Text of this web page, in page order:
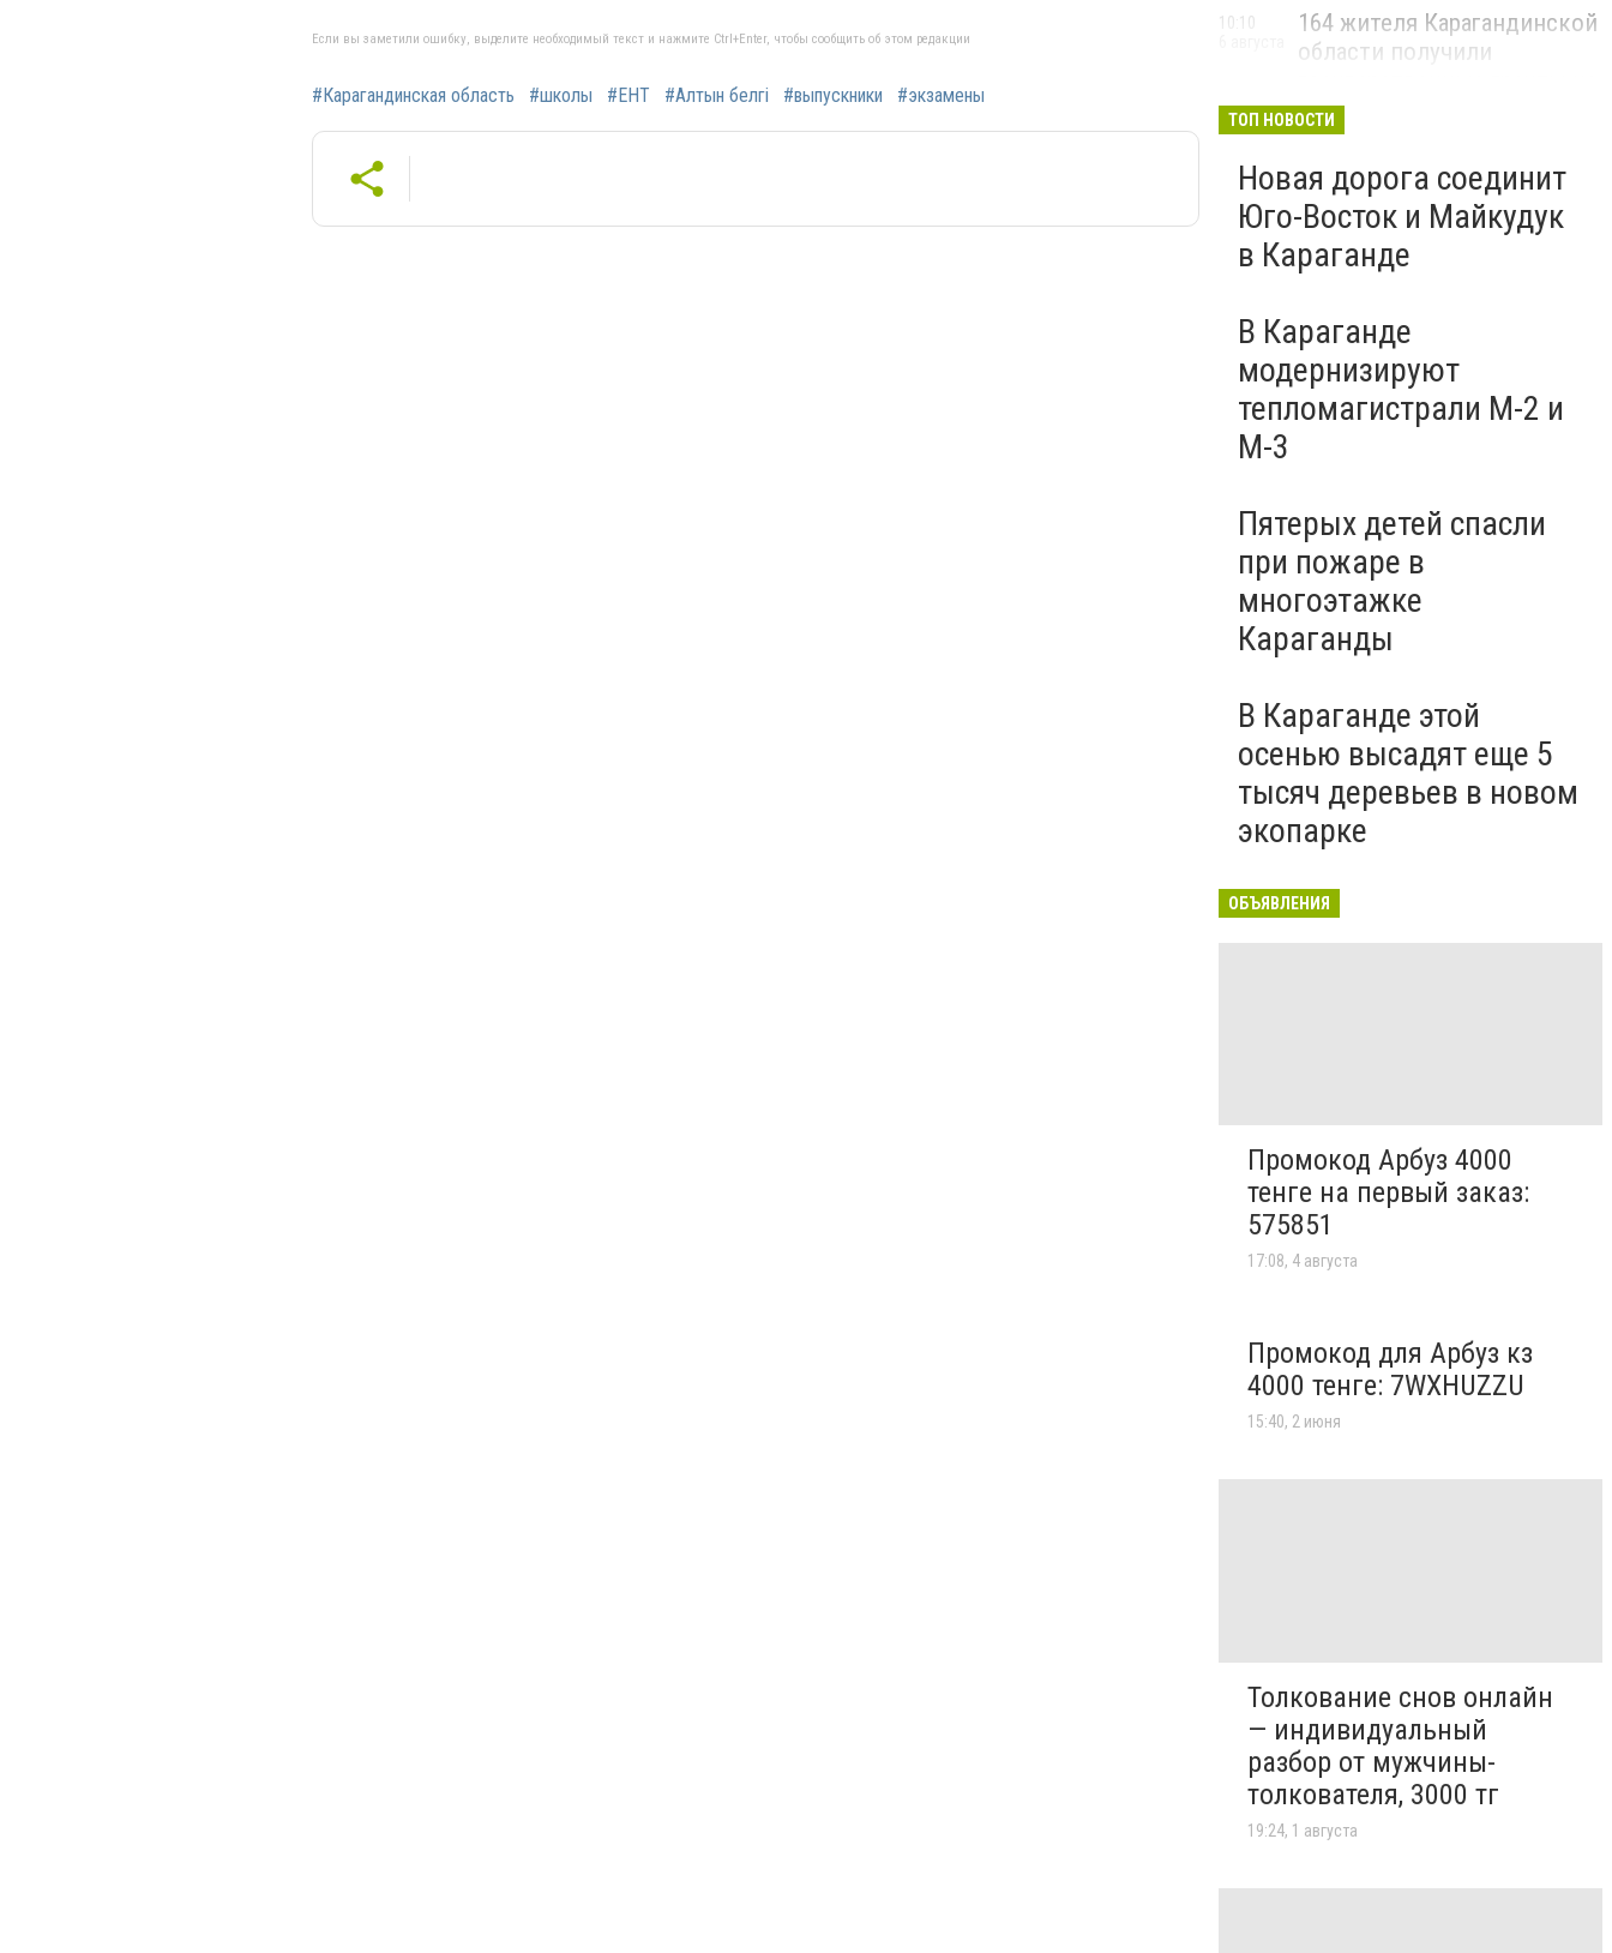
Если вы заметили ошибку, выделите необходимый текст и нажмите Ctrl+Enter, чтобы сообщить об этом редакции
#Карагандинская область #школы #ЕНТ #Алтын белгі #выпускники #экзамены
164 жителя Карагандинской
области получили
бизнес
10:10
ТОП НОВОСТИ
Новая дорога соединит
Юго-Восток и Майкудук
в Караганде
В Караганде
модернизируют
тепломагистрали М-2 и
М-3
Пятерых детей спасли
при пожаре в
многоэтажке
Караганды
В Караганде этой
осенью высадят еще 5
тысяч деревьев в новом
экопарке
ОБЪЯВЛЕНИЯ
Промокод Арбуз 4000
тенге на первый заказ:
575851
17:08, 4 августа
Промокод для Арбуз кз
4000 тенге: 7WXHUZZU
15:40, 2 июня
Толкование снов онлайн
— индивидуальный
разбор от мужчины-
толкователя, 3000 тг
19:24, 1 августа